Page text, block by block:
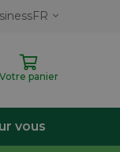
FR
Votre panier
vous